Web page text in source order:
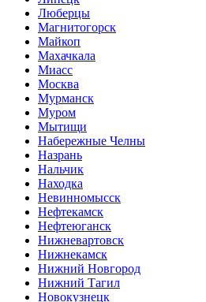
Люберцы
Магнитогорск
Майкоп
Махачкала
Миасс
Москва
Мурманск
Муром
Мытищи
Набережные Челны
Назрань
Нальчик
Находка
Невинномысск
Нефтекамск
Нефтеюганск
Нижневартовск
Нижнекамск
Нижний Новгород
Нижний Тагил
Новокузнецк